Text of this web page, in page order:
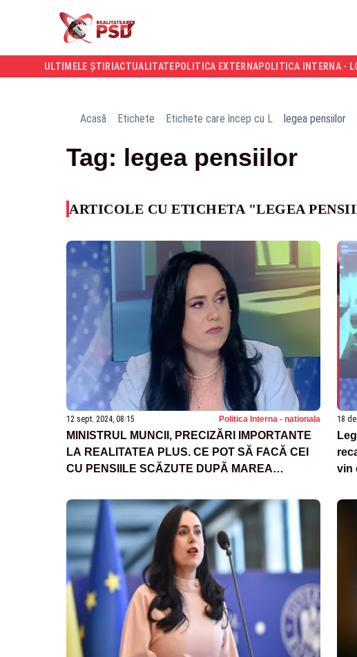
ULTIMELE ȘTIRI ACTUALITATE POLITICA EXTERNAPOLITICA INTERNA -
Acasă Etichete Etichete care încep cu L legea pensiilor
Tag: legea pensiilor
ARTICOLE CU ETICHETA "LEGEA
12 sept. 2024, 08:15 Politica Interna - nationala
MINISTRUL MUNCII, PRECIZĂRI IMPORTANTE
LA REALITATEA PLUS. CE POT SĂ FACĂ CEI
CU PENSIILE SCĂZUTE DUPĂ MAREA
NEPERMANENTE
18
vin